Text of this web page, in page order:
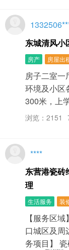
东城清风小
房产 房屋出
房子二室
环境及小区
300米，上
浏览：2151
****
东营港瓷砖
理
生活服务 装
【服务区
口城区及周
务项目】